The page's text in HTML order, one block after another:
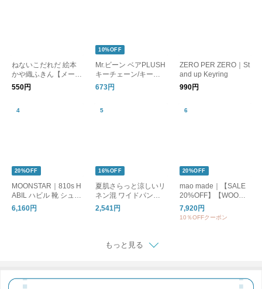
ねないこだれだ 絵本
かや織ふきん【メール
便可】
550円
10%OFF
Mr.ビーン ベアPLUSH
キーチェーン/キーホ
ルダー
673円
ZERO PER ZERO｜St
and up Keyring
990円
20%OFF
MOONSTAR｜810s H
ABIL ハビル 靴 シュー
ズ ユニセックス ET05
1 ムーンスター エイト
6,160円
16%OFF
夏肌さらっと涼しいリ
ネン混 ワイドパンツ /
洗える コットンリネ
ン ベイカーワイドパ
2,541円
20%OFF
mao made｜【SALE
20%OFF】【WOODY
別注カラー】クルーネ
ックカーディガン UV
7,920円
10％OFFクーポン
もっと見る